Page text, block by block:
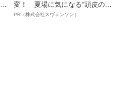
変！ 夏場に気になる“頭皮のニ
オイ”や“ベタつき”を解消す
PR（株式会社スヴェンソン）